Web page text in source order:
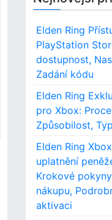
Elden Ring
PlayStation
dostupnost,
Zadání kódu
Elden Ring
pro Xbox:
Způsobilost,
Elden Ring
uplatnění
Krokové
nákupu,
aktivaci